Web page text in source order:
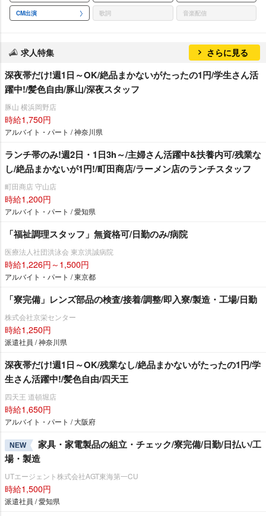
CM出演 歌詞 音楽配信
求人特集 さらに見る
深夜帯だけ!週1日～OK/絶品まかないがたったの1円/学生さん活
躍中!/髪色自由/豚山/深夜スタッフ
豚山 横浜岡野店
時給1,750円
アルバイト・パート / 神奈川県
ランチ帯のみ!週2日・1日3h～/主婦さん活躍中&扶養内可/残業な
し/絶品まかないが1円!/町田商店/ラーメン店のランチスタッフ
町田商店 守山店
時給1,200円
アルバイト・パート / 愛知県
「福祉調理スタッフ」無資格可/日勤のみ/病院
医療法人社団洪泳会 東京洪誠病院
時給1,226円～1,500円
アルバイト・パート / 東京都
「寮完備」レンズ部品の検査/接着/調整/即入寮/製造・工場/日勤
株式会社京栄センター
時給1,250円
派遣社員 / 神奈川県
深夜帯だけ!週1日～OK/残業なし/絶品まかないがたったの1円/学
生さん活躍中!/髪色自由/四天王
四天王 道頓堀店
時給1,650円
アルバイト・パート / 大阪府
NEW
家具・家電製品の組立・チェック/寮完備/日勤/日払い/工
場・製造
UTエージェント株式会社AGT東海第一CU
時給1,500円
派遣社員 / 愛知県